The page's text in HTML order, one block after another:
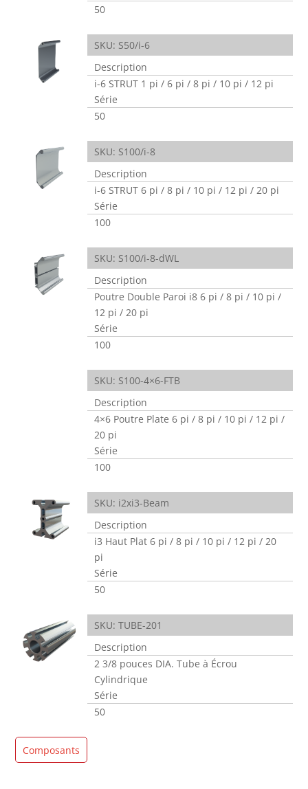
50
SKU: S50/i-6
Description
i-6 STRUT 1 pi / 6 pi / 8 pi / 10 pi / 12 pi
Série
50
SKU: S100/i-8
Description
i-6 STRUT 6 pi / 8 pi / 10 pi / 12 pi / 20 pi
Série
100
SKU: S100/i-8-dWL
Description
Poutre Double Paroi i8 6 pi / 8 pi / 10 pi /
12 pi / 20 pi
Série
100
SKU: S100-4×6-FTB
Description
4×6 Poutre Plate 6 pi / 8 pi / 10 pi / 12 pi /
20 pi
Série
100
SKU: i2xi3-Beam
Description
i3 Haut Plat 6 pi / 8 pi / 10 pi / 12 pi / 20
pi
Série
50
SKU: TUBE-201
Description
2 3/8 pouces DIA. Tube à Écrou
Cylindrique
Série
50
Composants